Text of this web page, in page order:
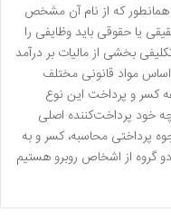
که از نام آن مشخص
یا حقوقی باید وظایفی را
بخشی از مالیات بر درآمد
مواد قانونی مختلف
کسر و پرداخت این نوع
خود پرداخت‌کننده اصلی
پرداختی محاسبه، کسر و به
دو گروه از اشخاص روبرو هستیم